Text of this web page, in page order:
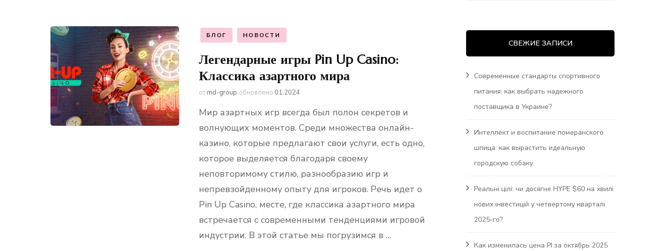
БЛОГ НОВОСТИ
Легендарные игры Pin Up Casino:
Классика азартного мира
от md-group обновлено 01.2024
Мир азартных игр всегда был полон секретов и
волнующих моментов. Среди множества онлайн-
казино, которые предлагают свои услуги, есть одно,
которое выделяется благодаря своему
неповторимому стилю, разнообразию игр и
непревзойденному опыту для игроков. Речь идет о
Pin Up Casino, месте, где классика азартного мира
встречается с современными тенденциями игровой
индустрии. В этой статье мы погрузимся в …
СВЕЖИЕ ЗАПИСИ
Современные стандарты спортивного
питания: как выбрать надежного
поставщика в Украине?
Интеллект и воспитание померанского
шпица: как вырастить идеальную
городскую собаку
Реальні цілі: чи досягне HYPE $60 на хвилі
нових інвестицій у четвертому кварталі
2025-го?
Как изменилась цена PI за октябрь 2025